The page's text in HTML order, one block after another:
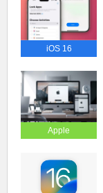
iOS 16
Apple